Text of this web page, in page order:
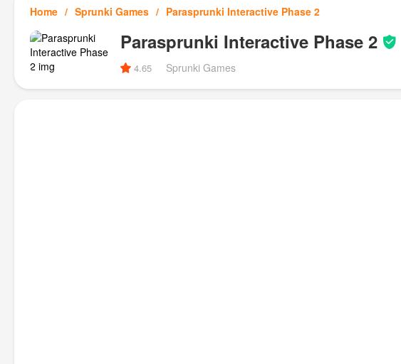
Home Sprunki Games Parasprunki Interactive Phase 2
Parasprunki Interactive Phase 2
4.65 Sprunki Games